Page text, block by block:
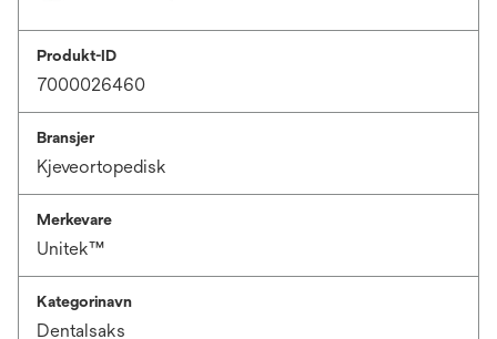
Produkt-ID
7000026460
Bransjer
Kjeveortopedisk
Merkevare
Unitek™
Kategorinavn
Dentalsaks